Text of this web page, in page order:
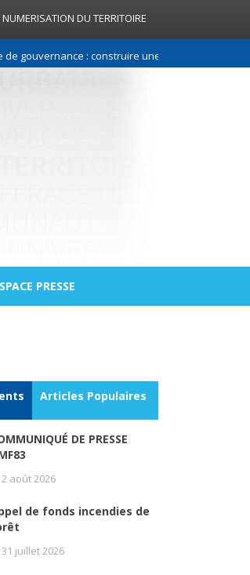
NUMERISATION DU TERRITOIRE
gouvernance : construire une relation de
PRESSE
Articles Populaires
DE PRESSE
2 août 2026
de fonds incendies de
31 juillet 2026